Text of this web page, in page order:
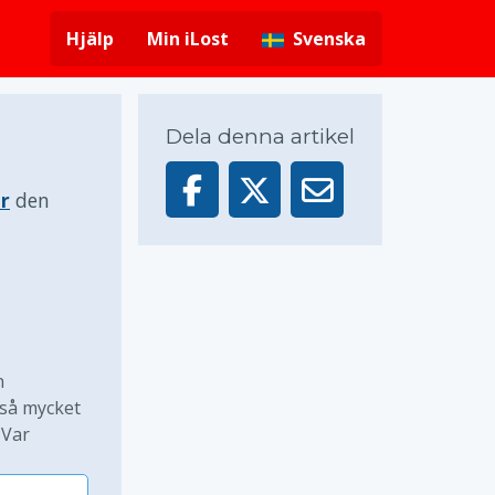
Hjälp Min iLost Svenska
den
mycket
Dela denna artikel